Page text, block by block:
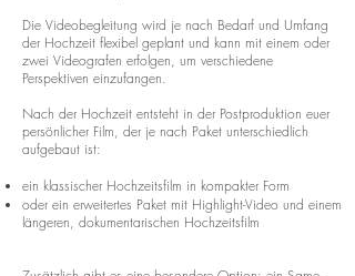
Die Videobegleitung wird je nach Bedarf und Umfang
der Hochzeit flexibel geplant und kann mit einem oder
zwei Videografen erfolgen, um verschiedene
Perspektiven einzufangen.
Nach der Hochzeit entsteht in der Postproduktion euer
persönlicher Film, der je nach Paket unterschiedlich
aufgebaut ist:
ein klassischer Hochzeitsfilm in kompakter Form
oder ein erweitertes Paket mit Highlight-Video und einem
längeren, dokumentarischen Hochzeitsfilm